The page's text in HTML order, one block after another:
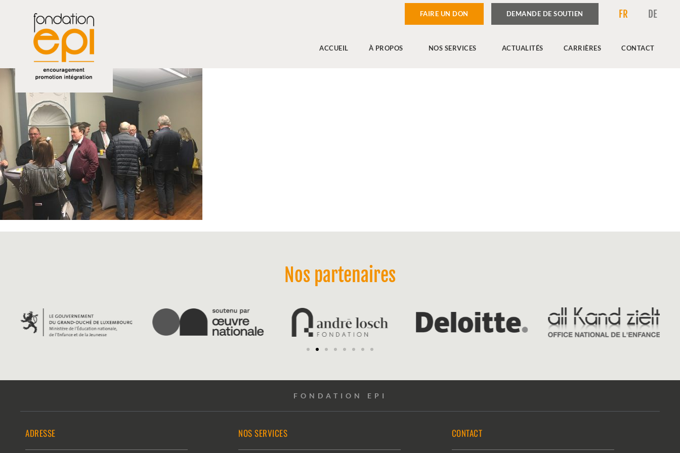
FAIRE UN DON DEMANDE DE SOUTIEN FR DE
ACCUEIL À PROPOS NOS SERVICES ACTUALITÉS CARRIÈRES CONTACT
Nos partenaires
FONDATION EPI
ADRESSE NOS SERVICES CONTACT